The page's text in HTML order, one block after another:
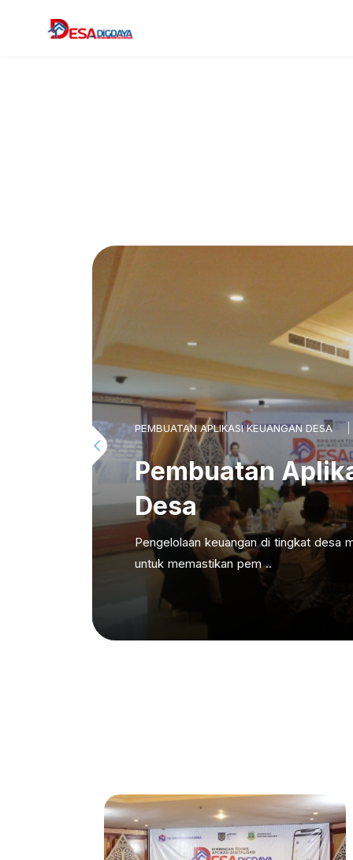
PEMBUATAN APLIKASI KEUANGAN DESA
Pembuatan
Desa
Pengelolaan keuangan di tingkat desa
untuk memastikan pem ..